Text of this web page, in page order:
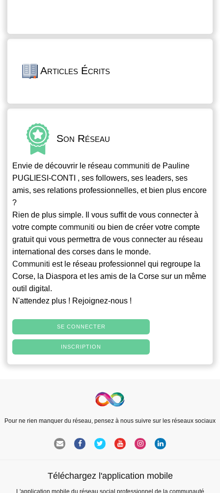
Articles Écrits
Son Réseau
Envie de découvrir le réseau communiti de Pauline
PUGLIESI-CONTI , ses followers, ses leaders, ses
amis, ses relations professionnelles, et bien plus encore
?
Rien de plus simple. Il vous suffit de vous connecter à
votre compte communiti ou bien de créer votre compte
gratuit qui vous permettra de vous connecter au réseau
international des corses dans le monde.
Communiti est le réseau professionnel qui regroupe la
Corse, la Diaspora et les amis de la Corse sur un même
outil digital.
N'attendez plus ! Rejoignez-nous !
SE CONNECTER
INSCRIPTION
Pour ne rien manquer du réseau, pensez à nous suivre sur les réseaux sociaux
Téléchargez l'application mobile
L'application mobile du réseau social professionnel de la communauté